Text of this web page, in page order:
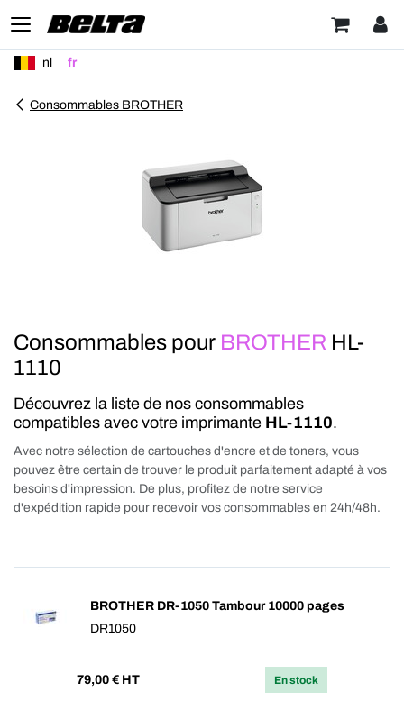
nl fr
Consommables BROTHER
Consommables pour BROTHER HL-
1110
Découvrez la liste de nos consommables
compatibles avec votre imprimante HL-1110.
Avec notre sélection de cartouches d'encre et de toners, vous
pouvez être certain de trouver le produit parfaitement adapté à vos
besoins d'impression. De plus, profitez de notre service
d'expédition rapide pour recevoir vos consommables en 24h/48h.
BROTHER DR-1050 Tambour 10000 pages
DR1050
79,00 € HT En stock